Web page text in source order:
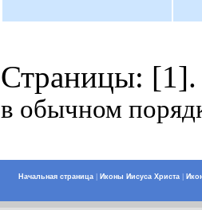
Страницы:
в обычном
Начальная страница| Иконы Иисуса Христа|